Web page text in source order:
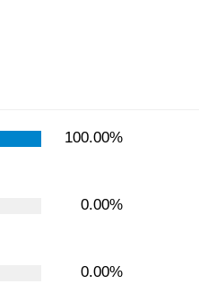
100.00%
0.00%
0.00%